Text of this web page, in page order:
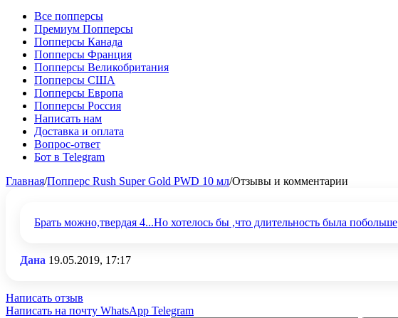
Все попперсы
Премиум Попперсы
Попперсы Канада
Попперсы Франция
Попперсы Великобритания
Попперсы США
Попперсы Европа
Попперсы Россия
Написать нам
Доставка и оплата
Вопрос-ответ
Бот в Telegram
Главная/Попперс Rush Super Gold PWD 10 мл/Отзывы и комментарии
Брать можно,твердая 4...Но хотелось бы ,что длительность была побольше
Дана 19.05.2019, 17:17
Написать отзыв
Написать на почту WhatsApp Telegram